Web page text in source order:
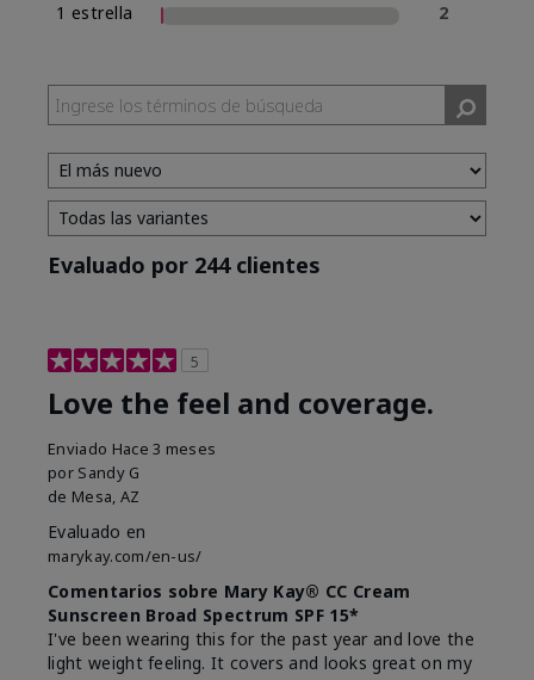
1 estrella
2
Evaluado por 244 clientes
5
Love the feel and coverage.
Enviado Hace 3 meses
por Sandy G
de Mesa, AZ
Evaluado en
marykay.com/en-us/
Comentarios sobre Mary Kay® CC Cream
Sunscreen Broad Spectrum SPF 15*
I've been wearing this for the past year and love the
light weight feeling. It covers and looks great on my